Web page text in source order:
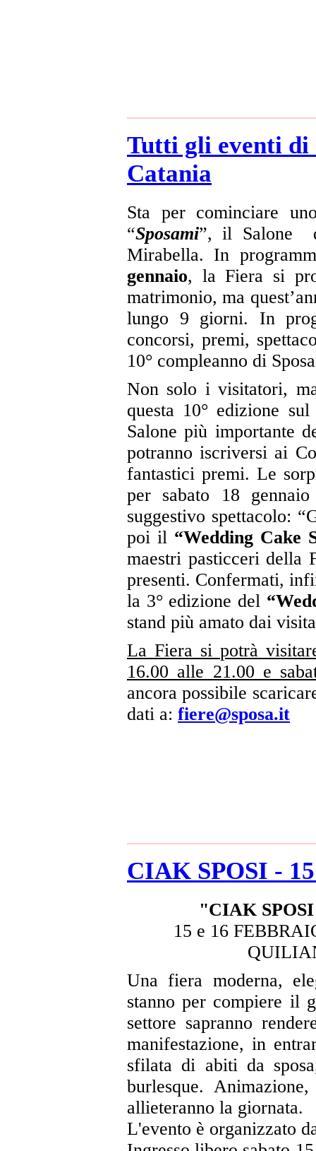
Tutti gli eventi di
Catania
Sta per cominciare
“Sposami”, il Salone
Mirabella. In
gennaio, la Fiera si
matrimonio, ma
lungo 9 giorni. In
concorsi, premi,
10° compleanno di
Non solo i visitatori,
questa 10° edizione
Salone più importante
potranno iscriversi ai
fantastici premi. Le
per sabato 18
suggestivo spettacolo:
poi il “Wedding Cake
maestri pasticceri della
presenti. Confermati,
la 3° edizione del
stand più amato dai
La Fiera si potrà
16.00 alle 21.00 e
ancora possibile
dati a: fiere@sposa.it
CIAK SPOSI -
"CIAK
15 e 16
Una fiera moderna,
stanno per compiere il
settore sapranno
manifestazione, in
sfilata di abiti da
burlesque.
allieteranno la giornata.
L'evento è organizzato